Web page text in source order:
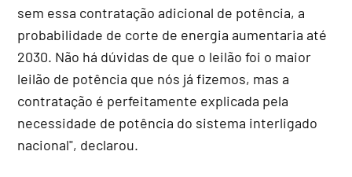
sem essa contratação adicional de potência, a
probabilidade de corte de energia aumentaria até
2030. Não há dúvidas de que o leilão foi o maior
leilão de potência que nós já fizemos, mas a
contratação é perfeitamente explicada pela
necessidade de potência do sistema interligado
nacional", declarou.